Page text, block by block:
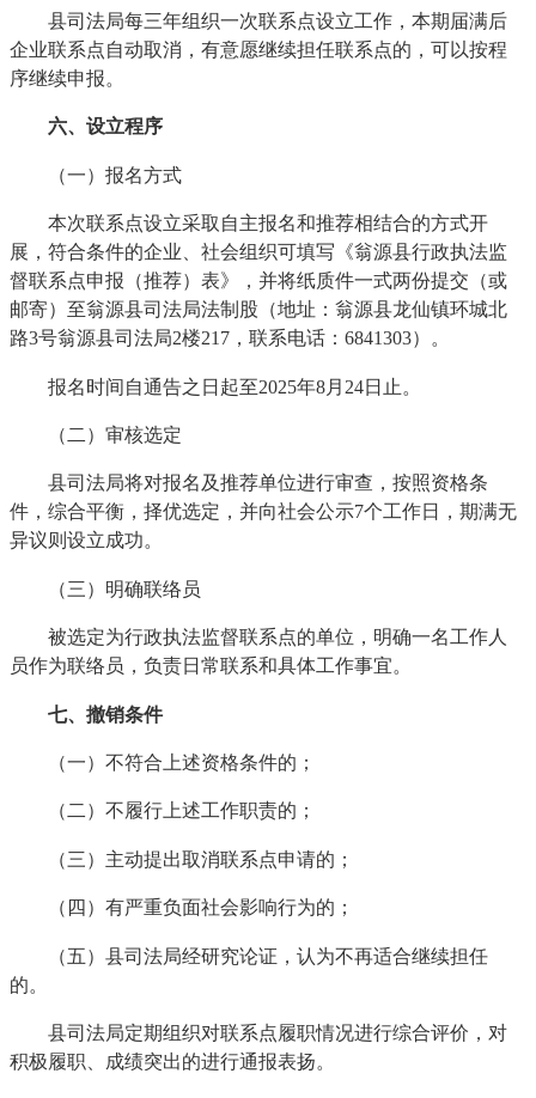
县司法局每三年组织一次联系点设立工作，本期届满后
企业联系点自动取消，有意愿继续担任联系点的，可以按程
序继续申报。
六、设立程序
（一）报名方式
本次联系点设立采取自主报名和推荐相结合的方式开
展，符合条件的企业、社会组织可填写《翁源县行政执法监
督联系点申报（推荐）表》，并将纸质件一式两份提交（或
邮寄）至翁源县司法局法制股（地址：翁源县龙仙镇环城北
路3号翁源县司法局2楼217，联系电话：6841303）。
报名时间自通告之日起至2025年8月24日止。
（二）审核选定
县司法局将对报名及推荐单位进行审查，按照资格条
件，综合平衡，择优选定，并向社会公示7个工作日，期满无
异议则设立成功。
（三）明确联络员
被选定为行政执法监督联系点的单位，明确一名工作人
员作为联络员，负责日常联系和具体工作事宜。
七、撤销条件
（一）不符合上述资格条件的；
（二）不履行上述工作职责的；
（三）主动提出取消联系点申请的；
（四）有严重负面社会影响行为的；
（五）县司法局经研究论证，认为不再适合继续担任
的。
县司法局定期组织对联系点履职情况进行综合评价，对
积极履职、成绩突出的进行通报表扬。